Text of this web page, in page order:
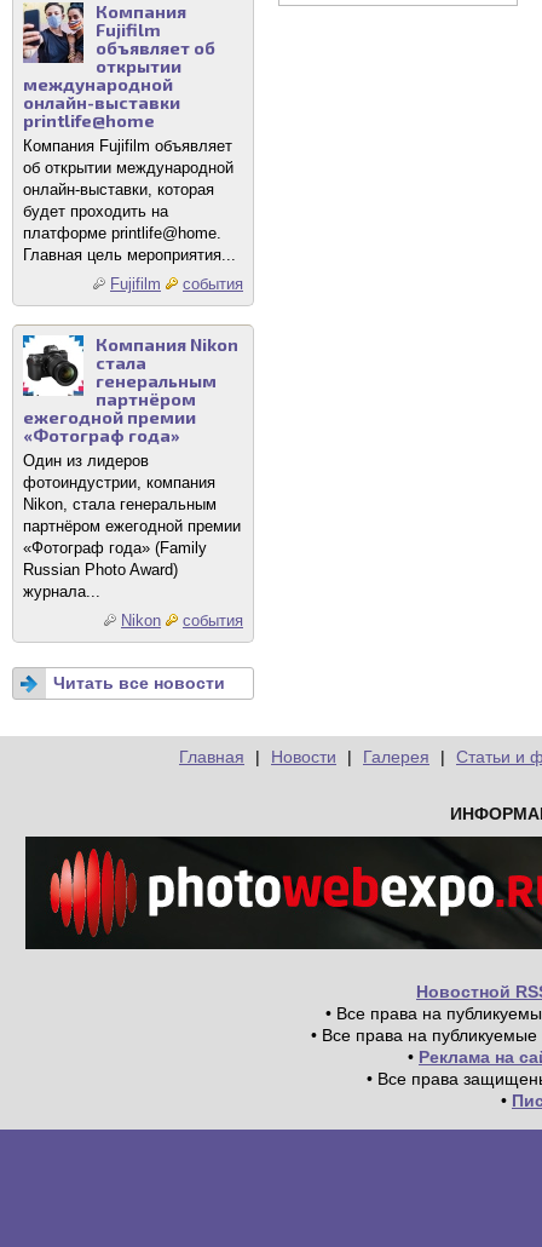
Компания
Fujifilm
объявляет об
открытии
международной
онлайн-выставки
printlife@home
Компания Fujifilm объявляет
об открытии международной
онлайн-выставки, которая
будет проходить на
платформе printlife@home.
Главная цель мероприятия...
Fujifilm
события
Компания Nikon
стала
генеральным
партнёром
ежегодной премии
«Фотограф года»
Один из лидеров
фотоиндустрии, компания
Nikon, стала генеральным
партнёром ежегодной премии
«Фотограф года» (Family
Russian Photo Award)
журнала...
Nikon
события
Читать все новости
Главная | Новости | Галерея | Статьи и
Новостной
• Все права на
• Все права на
• Реклама на
• Все права
•